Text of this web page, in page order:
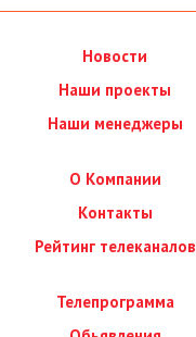
Новости
Наши проекты
Наши менеджеры
О Компании
Контакты
Рейтинг телеканалов
Телепрограмма